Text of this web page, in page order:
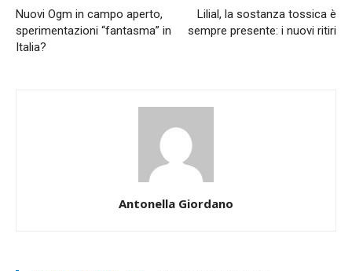
Nuovi Ogm in campo aperto,
sperimentazioni “fantasma” in
Italia?
Lilial, la sostanza tossica è
sempre presente: i nuovi ritiri
Antonella Giordano